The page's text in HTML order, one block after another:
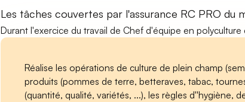
Les tâches couvertes par l'assurance RC PRO
Durant l'exercice du travail de Chef d'équipe en
Réalise les opérations de culture de plein champ
produits (pommes de terre, betteraves, tabac,
(quantité, qualité, variétés, ...), les règles d''hygiène,